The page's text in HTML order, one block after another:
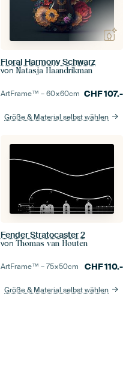
Floral Harmony Schwarz
von Natasja Haandrikman
ArtFrame™ –60×60cm CHF107.-
Größe & Material selbst wählen
Fender Stratocaster 2
von Thomas van Houten
ArtFrame™ –75×50cm CHF110.-
Größe & Material selbst wählen